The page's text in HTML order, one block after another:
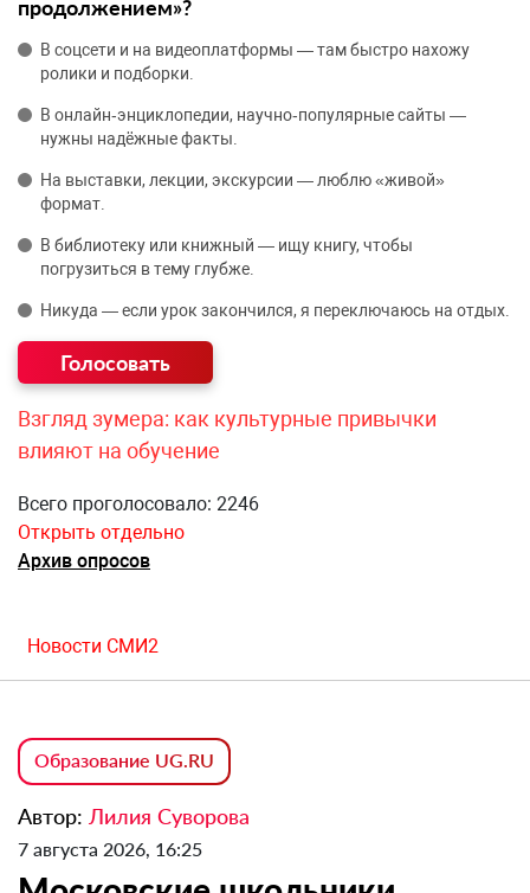
продолжением»?
В соцсети и на видеоплатформы — там быстро нахожу
ролики и подборки.
В онлайн‑энциклопедии, научно‑популярные сайты —
нужны надёжные факты.
На выставки, лекции, экскурсии — люблю «живой»
формат.
В библиотеку или книжный — ищу книгу, чтобы
погрузиться в тему глубже.
Никуда — если урок закончился, я переключаюсь на отдых.
Взгляд зумера: как культурные привычки
влияют на обучение
Всего проголосовало: 2246
Открыть отдельно
Архив опросов
Новости СМИ2
Образование UG.RU
Автор: Лилия Суворова
7 августа 2026, 16:25